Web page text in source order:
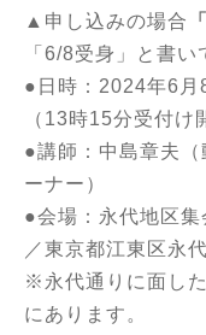
▲申し込みの場合
「6/8受身」と書い
●日時：2024年6
（13時15分受付け
●講師：中島章夫
ーナー）
●会場：永代地区
／東京都江東区永
※永代通りに面し
にあります。